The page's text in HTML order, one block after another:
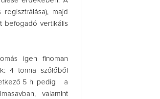
majd
befogadó vertikális
igen finoman
4 tonna szőlőből
5 hl pedig a
valamint